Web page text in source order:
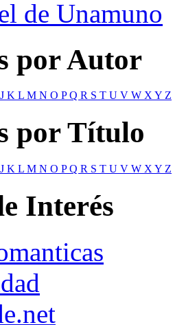
de Unamuno
por Autor
J K L M N O PQ R S T U V W XY Z
por Título
J K L M N O PQ R S T U V W X Y Z
Interés